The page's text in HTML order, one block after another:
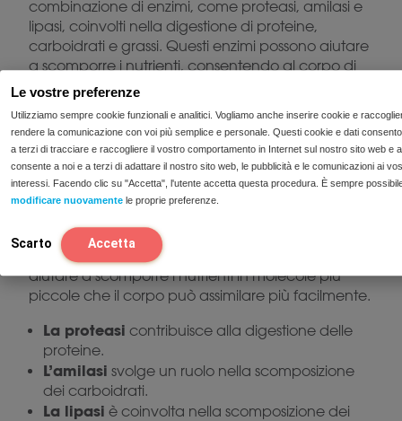
Le vostre preferenze
Utilizziamo sempre cookie funzionali e analitici. Vogliamo anche inserire cookie e
rendere la comunicazione con voi più semplice e personale. Questi cookie e dati
a terzi di tracciare e raccogliere il vostro comportamento in Internet sul nostro sito web e
consente a noi e a terzi di adattare il nostro sito web, le pubblicità e le comunicazioni ai
interessi. Facendo clic su "Accetta", l'utente accetta questa procedura. È sempre
modificare nuovamente le proprie preferenze.
Scarto Accetta
combinazione di enzimi, come proteasi, amilasi e
lipasi, coinvolti nella digestione di proteine,
carboidrati e grassi. Questi enzimi possono aiutare
a scomporre i nutrienti, consentendo al corpo di
assimilarli meglio.
Come funziona Enzymix?
Gli enzimi del pancreas sono importanti per la
digestione di proteine, grassi e carboidrati.
Quando il corpo non produce una quantità
modo ottimale,
Enzymix
integrando proteasi, amilasi e lipasi. Questo può
aiutare a scomporre i nutrienti in molecole più
piccole che il corpo può assimilare più facilmente.
La proteasi contribuisce alla digestione delle
proteine.
L’amilasi svolge un ruolo nella scomposizione
dei carboidrati.
La lipasi è coinvolta nella scomposizione dei